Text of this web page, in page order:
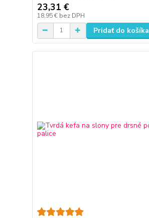
23,31 €
18,95 € bez DPH
Pridať do košíka